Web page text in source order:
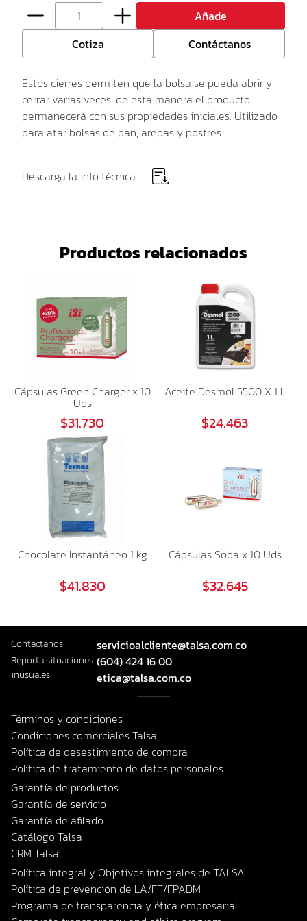
Añade
Cotiza
Contáctanos
Estos cierres permiten que la bolsa se pueda abrir y
cerrar varias veces, de esta manera el producto
permanecerá con sus propiedades iniciales. Utilizado
para atar bolsas de pan, arepas y postres.
Descarga la info técnica
Productos relacionados
Cápsulas Green Charger x 10
Uds
$31.730
Aceite Desmol 5500 X 1 L
$24.463
Chocolate Instantáneo 1 kg
$41.830
Cápsulas Soda x 10 Uds
$32.645
Contáctanos servicioalcliente@talsa.com.co
Reporta situaciones
inusuales
(604) 424 16 00
etica@talsa.com.co
Términos y condiciones
Condiciones comerciales Talsa
Política de desestimiento de compra
Política de tratamiento de datos personales
Garantía de productos
Garantía de servicio
Garantía de afilado
Catálogo Talsa
CRM Talsa
Política integral y Objetivos integrales de TALSA
Política de prevención de LA/FT/FPADM
Programa de transparencia y ética empresarial